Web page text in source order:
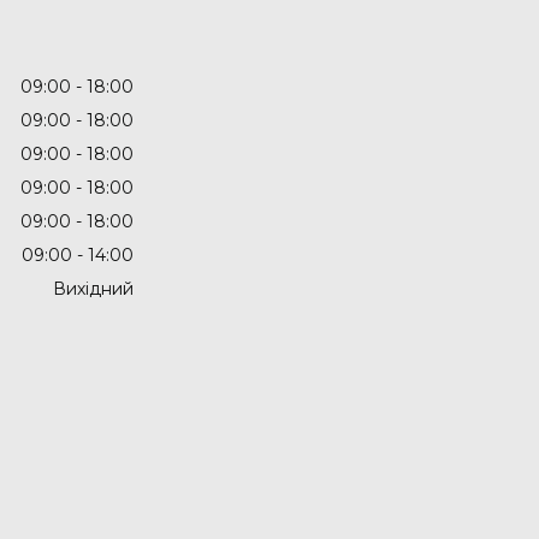
09:00
18:00
09:00
18:00
09:00
18:00
09:00
18:00
09:00
18:00
09:00
14:00
Вихідний